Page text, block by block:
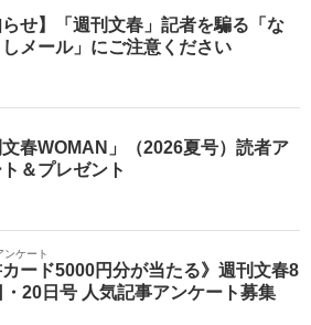
らせ】「週刊文春」記者を騙る「な
しメール」にご注意ください
文春WOMAN」（2026夏号）読者ア
＆プレゼント
ンケート
カード5000円分が当たる》週刊文春8
・20日号 人気記事アンケート募集